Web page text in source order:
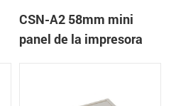
CSN-A2 58mm mini
panel de la impresora